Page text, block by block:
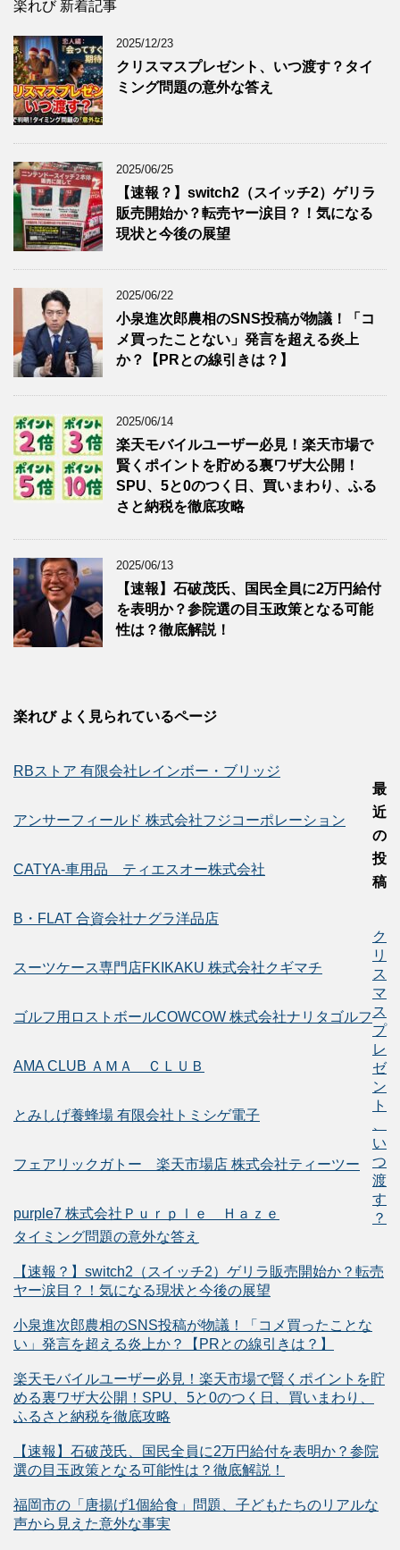
楽れび 新着記事
2025/12/23
クリスマスプレゼント、いつ渡す？タイ
ミング問題の意外な答え
2025/06/25
【速報？】switch2（スイッチ2）ゲリラ
販売開始か？転売ヤー涙目？！気になる
現状と今後の展望
2025/06/22
小泉進次郎農相のSNS投稿が物議！「コ
メ買ったことない」発言を超える炎上
か？【PRとの線引きは？】
2025/06/14
楽天モバイルユーザー必見！楽天市場で
賢くポイントを貯める裏ワザ大公開！
SPU、5と0のつく日、買いまわり、ふる
さと納税を徹底攻略
2025/06/13
【速報】石破茂氏、国民全員に2万円給付
を表明か？参院選の目玉政策となる可能
性は？徹底解説！
楽れび よく見られているページ
RBストア 有限会社レインボー・ブリッジ
アンサーフィールド 株式会社フジコーポレーション
CATYA-車用品 ティエスオー株式会社
B・FLAT 合資会社ナグラ洋品店
スーツケース専門店FKIKAKU 株式会社クギマチ
ゴルフ用ロストボールCOWCOW 株式会社ナリタゴルフ
AMA CLUB ＡＭＡ ＣＬＵＢ
とみしげ養蜂場 有限会社トミシゲ電子
フェアリックガトー 楽天市場店 株式会社ティーツー
purple7 株式会社Ｐｕｒｐｌｅ Ｈａｚｅ
最
近
の
投
稿
ク
リ
ス
マ
ス
プ
レ
ゼ
ン
ト
い
つ
渡
す
？
タイミング問題の意外な答え
【速報？】switch2（スイッチ2）ゲリラ販売開始か？転売
ヤー涙目？！気になる現状と今後の展望
小泉進次郎農相のSNS投稿が物議！「コメ買ったことな
い」発言を超える炎上か？【PRとの線引きは？】
楽天モバイルユーザー必見！楽天市場で賢くポイントを貯
める裏ワザ大公開！SPU、5と0のつく日、買いまわり、
ふるさと納税を徹底攻略
【速報】石破茂氏、国民全員に2万円給付を表明か？参院
選の目玉政策となる可能性は？徹底解説！
福岡市の「唐揚げ1個給食」問題、子どもたちのリアルな
声から見えた意外な事実